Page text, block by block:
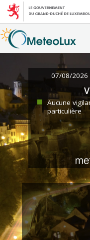
07/08/2026
Aucune
particulière